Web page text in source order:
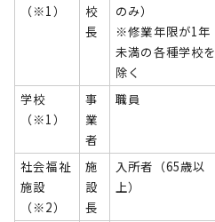
（※1）
校
長
のみ）
※修業年限が1年
未満の各種学校を
除く
学校
（※1）
事
業
者
職員
社会福祉
施設
（※2）
施
設
長
入所者（65歳以
上）